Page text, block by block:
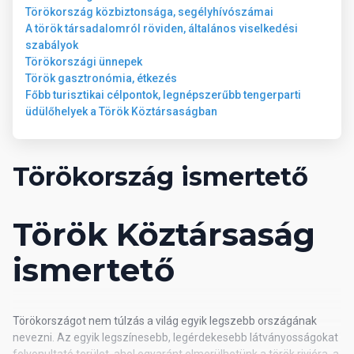
Tengerpart
A szálloda homokos tengerparttal rendelkezik, amit egy aluljárón
keresztül lehet megközelíteni. A napernyők, a napozóágyak és a
matracok használata a medencénél és a tengerparton is
ingyenes. A tengerparton bár üzemel, fogyasztás a szálloda
koncepciója szerint.
Wellness
● Török fürdő (hamam) ● Szauna ● Törökfürdőben peeling
Általános információk
Törökország közbiztonsága, segélyhívószámai
A török társadalomról röviden, általános viselkedési
szabályok
Törökországi ünnepek
Török gasztronómia, étkezés
Főbb turisztikai célpontok, legnépszerűbb tengerparti
üdülőhelyek a Török Köztársaságban
Törökország ismertető
Török Köztársaság
ismertető
Törökországot nem túlzás a világ egyik legszebb országának
nevezni. Az egyik legszínesebb, legérdekesebb látványosságokat